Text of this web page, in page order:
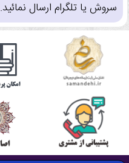
سروش یا تلگرام ارسال نمائید.